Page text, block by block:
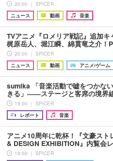
20:00 ｜ SPICER
ニュース
動画 音楽
TVアニメ『ロメリア戦記』追加キ
梶原岳人、堀江瞬、綿貫竜之介！
20:00 ｜ SPICER
ニュース
動画 アニメ/ゲーム
sumika 「音楽活動で嘘をつかな
きる」――ステージと客席の境界
19:00 ｜ SPICER
レポート
音楽
アニメ10周年に乾杯！『文豪スト
& DESIGN EXHIBITION』内覧会
19:00 ｜ SPICER